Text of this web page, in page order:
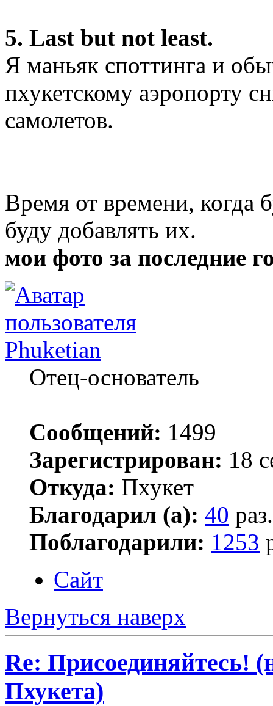
5. Last but not least.
Я маньяк споттинга и
пхукетскому аэропорту
самолетов.
Время от времени, когда
буду добавлять их.
мои фото за последние
Phuketian
Отец-основатель
Сообщений: 1499
Зарегистрирован: 18
Откуда: Пхукет
Благодарил (а): 40 раз.
Поблагодарили: 1253
Сайт
Вернуться наверх
Re: Присоединяйтесь!
Пхукета)